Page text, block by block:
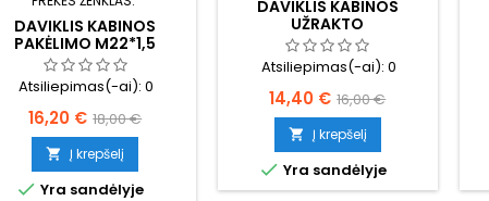
DAVIKLIS KABINOS
PAKĖLIMO M22*1,5
Atsiliepimas(-ai):0
Kaina
16,20 € Bazinė
kaina
18,00 €
 Į krepšelį
 Yra sandėlyje
DAVIKLIS KABINOS
UŽRAKTO
Atsiliepimas(-ai): 0
Kaina
14,40 € Bazinė
kaina
16,00 €
 Į krepšelį
 Yra sandėlyje